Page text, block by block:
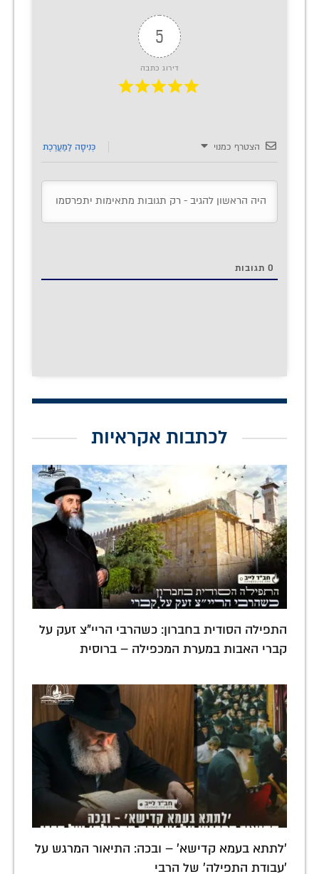
5
דירוג כתבה
הצטרף כמנוי כְּנִיסָה לַמַעֲרֶכֶת
0 תגובות
לכתבות אקראיות
התפילה הסודית בחברון: כשהרבי הריי"צ זעק על
קברי האבות במערת המכפילה – ברוסית
'לתתא בעמא קדישא' – ובכה: התיאור המרגש על
'עבודת התפילה' של הרבי